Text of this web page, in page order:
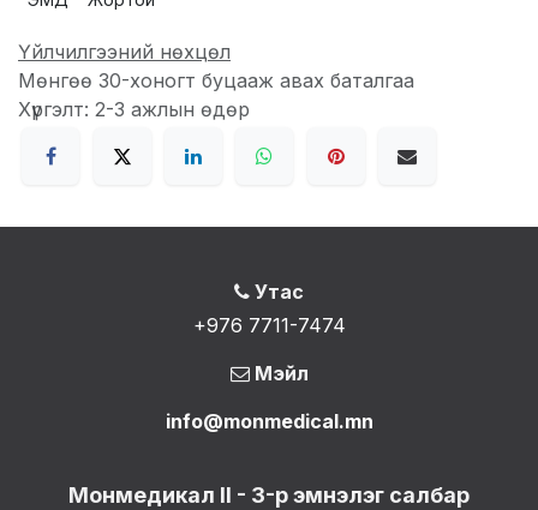
Үйлчилгээний нөхцөл
Мөнгөө 30-хоногт буцааж авах баталгаа
Хүргэлт: 2-3 ажлын өдөр
Утас
+976 7711-7474
Мэйл
info@monmedical.mn
Монмедикал II - 3-р эмнэлэг салбар